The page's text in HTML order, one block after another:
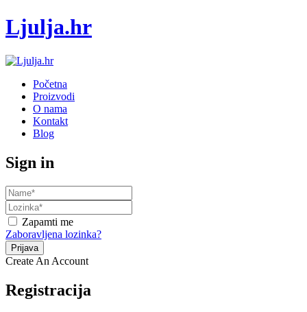
Ljulja.hr
Početna
Proizvodi
O nama
Kontakt
Blog
Sign in
Zapamti me
Zaboravljena lozinka?
Create An Account
Registracija